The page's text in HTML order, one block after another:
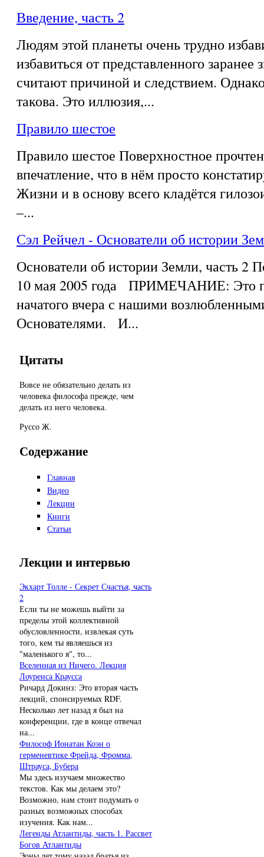
Введение, часть 2
Людям этой планеты очень трудно
избавиться от представленного заранее
считают причиной и следствием.
такова. Это иллюзия,...
Правило шестое
Правило шестое Поверхностное
впечатление, что в нём просто
Жизни и в основу всего кладётся
–...
Сэл Рейчел - Основатели об истории
Основатели об истории Земли, часть 2
10 мая 2005 года ПРИМЕЧАНИЕ: Это
начатого вчера с нашими
Основателями. И...
Цитаты
Вовсе не обязательно делать из
человека философа прежде, чем
делать из него человека.
Руссо Ж.
Содержание
Главная
Видео
Лекции
Книги
Статьи
Лекции и интервью
Экхарт Толле - Секрет Счастья, часть
2
Если ты не можешь выйти за
пределы этой коллективной
обусловленности, извлекая суть
того, кем ты являешься из
"маленького я", то...
Вселенная из Ничего. Лекция
Лоуренса Краусса
Ричард Докинз: Это вторая часть
лекций, спонсируемых RDF.
Несколько лет назад я был на
конференции, где в конце отвечал
на...
Философ Ионатан Коэн о
герменевтике Фрейда, Фромма,
Штрауса, Бубера
Мы здесь изучаем множество
текстов. Как мы делаем это?
Возможно, нам стоит подумать о
разных возможных способах
изучения. Как нам...
Легенды Атлантиды, часть 1. Рассвет
Богов Атлантиды